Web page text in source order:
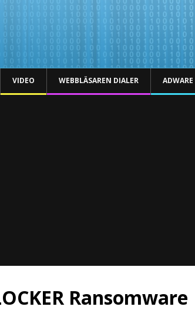
VIDEO WEBBLÄSAREN DIALER ADWARE
Ransomware